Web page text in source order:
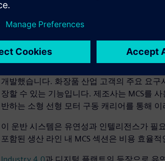
Mechatronics Concept Designer를 사용해
Festo와 Siemens의
MCS®은 화장품 산업에 유연성을 극대화한
개발했습니다. 화장품 산업 고객의 주요 요
장할 수 있는 기능입니다. 제조사는 MCS를
반하는 소형 선형 모터 구동 캐리어를 통해
이 운반 시스템은 유연성과 인텔리전스가 필
포함된 생산 라인 내 MCS 섹션은 비용 효율